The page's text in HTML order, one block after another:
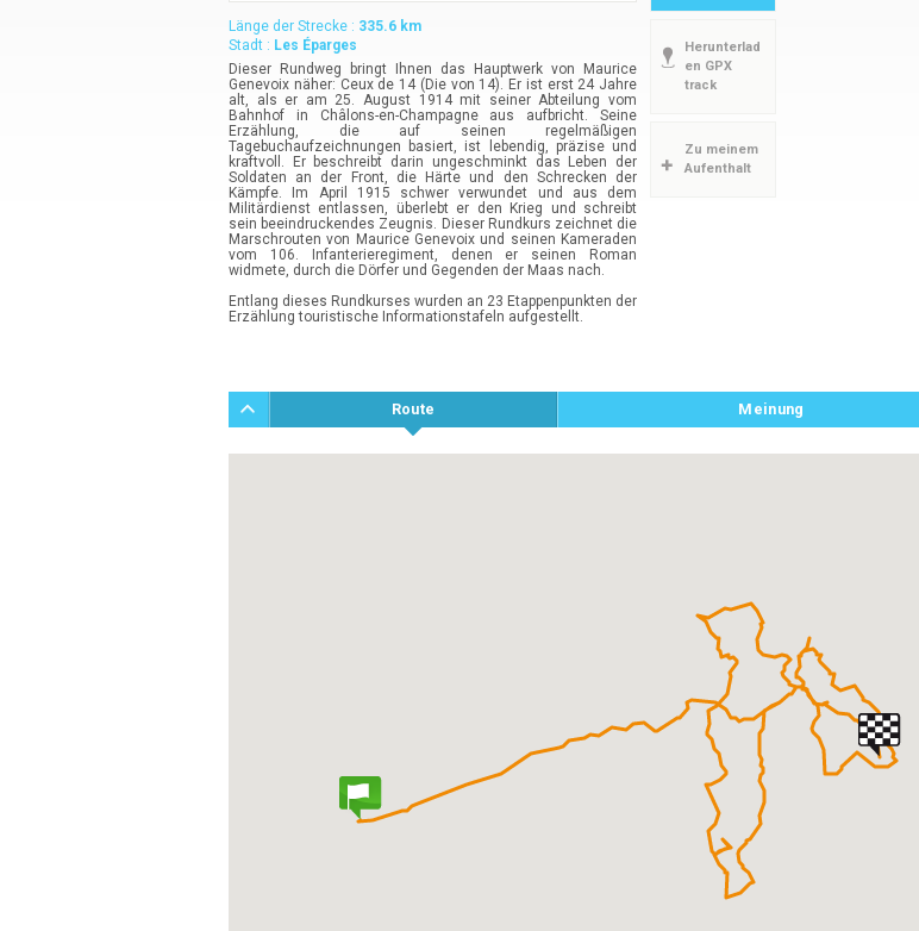
Länge der Strecke : 335.6 km
Stadt : Les Éparges
Dieser Rundweg bringt Ihnen das Hauptwerk von Maurice
Genevoix näher: Ceux de 14 (Die von 14). Er ist erst 24 Jahre
alt, als er am 25. August 1914 mit seiner Abteilung vom
Bahnhof in Châlons-en-Champagne aus aufbricht. Seine
Erzählung, die auf seinen regelmäßigen
Tagebuchaufzeichnungen basiert, ist lebendig, präzise und
kraftvoll. Er beschreibt darin ungeschminkt das Leben der
Soldaten an der Front, die Härte und den Schrecken der
Kämpfe. Im April 1915 schwer verwundet und aus dem
Militärdienst entlassen, überlebt er den Krieg und schreibt
sein beeindruckendes Zeugnis. Dieser Rundkurs zeichnet die
Marschrouten von Maurice Genevoix und seinen Kameraden
vom 106. Infanterieregiment, denen er seinen Roman
widmete, durch die Dörfer und Gegenden der Maas nach.
Entlang dieses Rundkurses wurden an 23 Etappenpunkten der
Erzählung touristische Informationstafeln aufgestellt.
Herunterlad
en GPX
track
Zu meinem
Aufenthalt
Route Meinung